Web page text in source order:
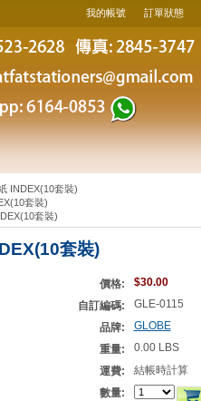
我的帳號 訂單狀態
INDEX(10套裝)
套裝)
套裝)
套裝)
價格:
$30.00
自訂編碼:
GLE-0115
品牌:
GLOBE
重量:
0.00 LBS
運費:
結帳時計算
數量: